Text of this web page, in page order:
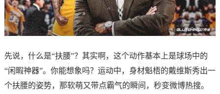
先说，什么是“扶腰”？其实啊，这个动作基本上是球场中的
“闲暇神器”。你能想象吗？运动中，身材魁梧的戴维斯秀出一
个扶腰的姿势，那软萌又带点霸气的瞬间，秒变微博热搜。